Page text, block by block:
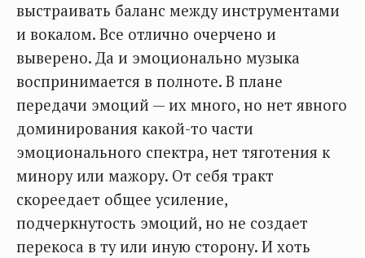
выстраивать баланс между инструментами
и вокалом. Все отлично очерчено и
выверено. Да и эмоционально музыка
воспринимается в полноте. В плане
передачи эмоций — их много, но нет явного
доминирования какой-то части
эмоционального спектра, нет тяготения к
минору или мажору. От себя тракт
скореедает общее усиление,
подчеркнутость эмоций, но не создает
перекоса в ту или иную сторону. И хоть